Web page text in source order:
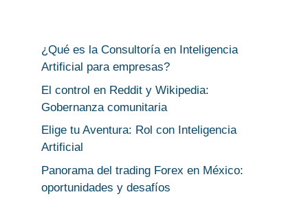
¿Qué es la Consultoría en Inteligencia
Artificial para empresas?
El control en Reddit y Wikipedia:
Gobernanza comunitaria
Elige tu Aventura: Rol con Inteligencia
Artificial
Panorama del trading Forex en México:
oportunidades y desafíos